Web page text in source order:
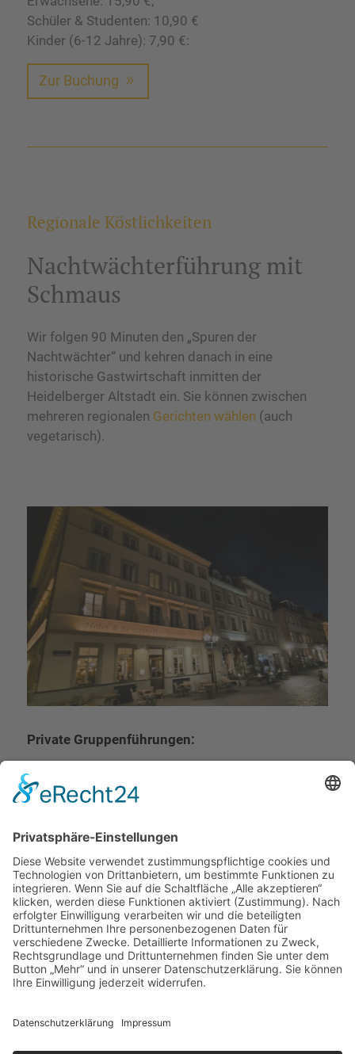
Schüler & Studenten: 10,90 €
Kinder (6-12 Jahre): 7,90 €:
Zur Buchung
Regionale Köstlichkeiten
Nachtwächterführung mit
Schmaus
Wir folgen 90 Minuten den „Spuren der
Nachtwächter“ und kehren danach in eine
historische Gastwirtschaft inmitten der
Heidelberger Altstadt ein. Sie können zwischen
mehreren regionalen Gerichten wählen (auch
vegetarisch).
Private Gruppenführungen:
Deutsch: 750 Euro bis 20 Personen, jeder weitere
Gast 37,50 Euro
Gast 37,50 Euro
Zur Buchung
Öffentliche Führungen:
37,50 Euro / Person
33 Euro / Schüler & Studenten
Zur Buchung